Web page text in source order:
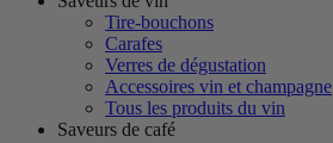
Tire-bouchons
Carafes
Verres de dégustation
Accessoires vin et champagne
Tous les produits du vin
Saveurs de café